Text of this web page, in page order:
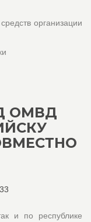
организации
ОМВД
и по республике